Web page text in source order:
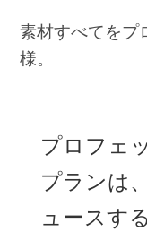
素材すべてをプ
様。
プロフェ
プランは
ュースす